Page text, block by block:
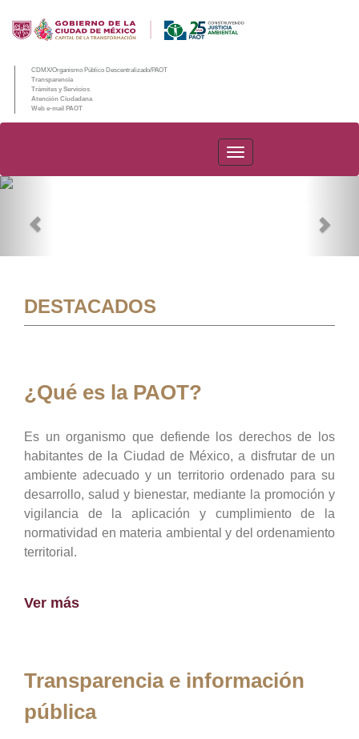
CDMX/Organismo Público Descentralizado/PAOT
Transparencia
Trámites y Servicios
Atención Ciudadana
Web e-mail PAOT
PAOT
DESTACADOS
¿Qué es la PAOT?
Es un organismo que defiende los derechos de los
habitantes de la Ciudad de México, a disfrutar de un
ambiente adecuado y un territorio ordenado para su
desarrollo, salud y bienestar, mediante la promoción y
vigilancia de la aplicación y cumplimiento de la
normatividad en materia ambiental y del ordenamiento
territorial.
Ver más
Transparencia e información
pública